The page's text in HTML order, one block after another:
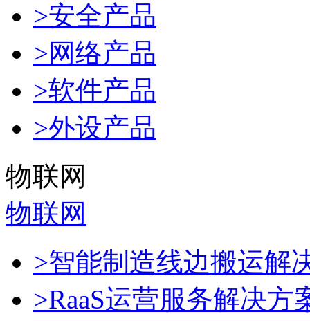
>安全产品
>网络产品
>软件产品
>外设产品
物联网
物联网
>智能制造线边搬运解
>RaaS运营服务解决方